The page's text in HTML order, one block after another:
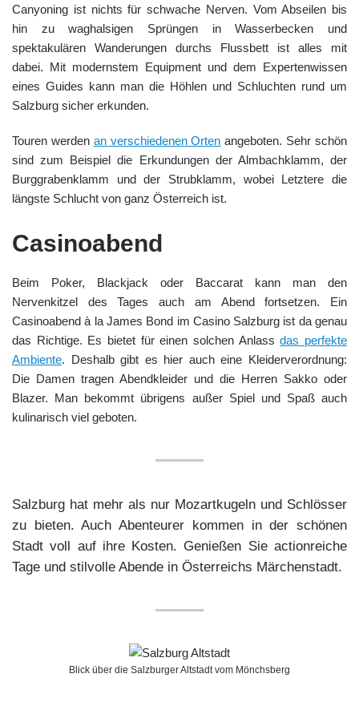
Canyoning ist nichts für schwache Nerven. Vom Abseilen bis
hin zu waghalsigen Sprüngen in Wasserbecken und
spektakulären Wanderungen durchs Flussbett ist alles mit
dabei. Mit modernstem Equipment und dem Expertenwissen
eines Guides kann man die Höhlen und Schluchten rund um
Salzburg sicher erkunden.
Touren werden an verschiedenen Orten angeboten. Sehr schön
sind zum Beispiel die Erkundungen der Almbachklamm, der
Burggrabenklamm und der Strubklamm, wobei Letztere die
längste Schlucht von ganz Österreich ist.
Casinoabend
Beim Poker, Blackjack oder Baccarat kann man den
Nervenkitzel des Tages auch am Abend fortsetzen. Ein
Casinoabend à la James Bond im Casino Salzburg ist da genau
das Richtige. Es bietet für einen solchen Anlassdas perfekte
Ambiente. Deshalb gibt es hier auch eine Kleiderverordnung:
Die Damen tragen Abendkleider und die Herren Sakko oder
Blazer. Man bekommt übrigens außer Spiel und Spaß auch
kulinarisch viel geboten.
Salzburg hat mehr als nur Mozartkugeln und Schlösser
zu bieten. Auch Abenteurer kommen in der schönen
Stadt voll auf ihre Kosten. Genießen Sie actionreiche
Tage und stilvolle Abende in Österreichs Märchenstadt.
Blick über die Salzburger Altstadt vom Mönchsberg